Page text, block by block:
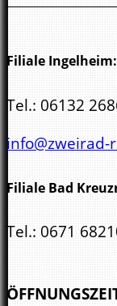
Filiale Ingelheim:
Tel.: 06132
info@zweirad-
Filiale Bad
Tel.: 0671